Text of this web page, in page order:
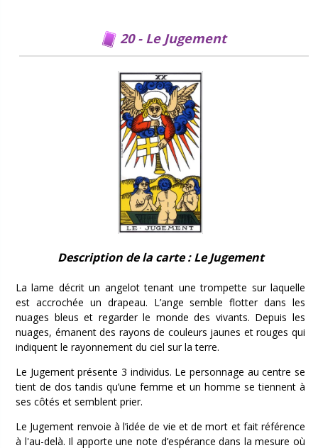
20 - Le Jugement
Description de la carte : Le Jugement
La lame décrit un angelot tenant une trompette sur laquelle
est accrochée un drapeau. L’ange semble flotter dans les
nuages bleus et regarder le monde des vivants. Depuis les
nuages, émanent des rayons de couleurs jaunes et rouges qui
indiquent le rayonnement du ciel sur la terre.
Le Jugement présente 3 individus. Le personnage au centre se
tient de dos tandis qu’une femme et un homme se tiennent à
ses côtés et semblent prier.
Le Jugement renvoie à l’idée de vie et de mort et fait référence
à l'au-delà. Il apporte une note d’espérance dans la mesure où